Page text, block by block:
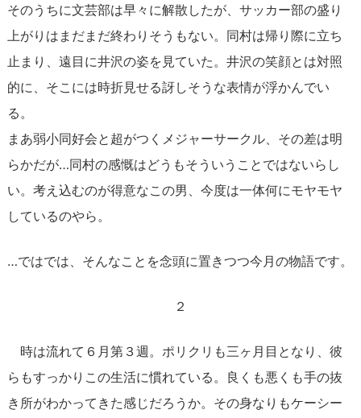
そのうちに文芸部は早々に解散したが、サッカー部の盛り
上がりはまだまだ終わりそうもない。同村は帰り際に立ち
止まり、遠目に井沢の姿を見ていた。井沢の笑顔とは対照
的に、そこには時折見せる訝しそうな表情が浮かんでい
る。
まあ弱小同好会と超がつくメジャーサークル、その差は明
らかだが…同村の感慨はどうもそういうことではないらし
い。考え込むのが得意なこの男、今度は一体何にモヤモヤ
しているのやら。
…ではでは、そんなことを念頭に置きつつ今月の物語です。
２
時は流れて６月第３週。ポリクリも三ヶ月目となり、彼
らもすっかりこの生活に慣れている。良くも悪くも手の抜
き所がわかってきた感じだろうか。その身なりもケーシー